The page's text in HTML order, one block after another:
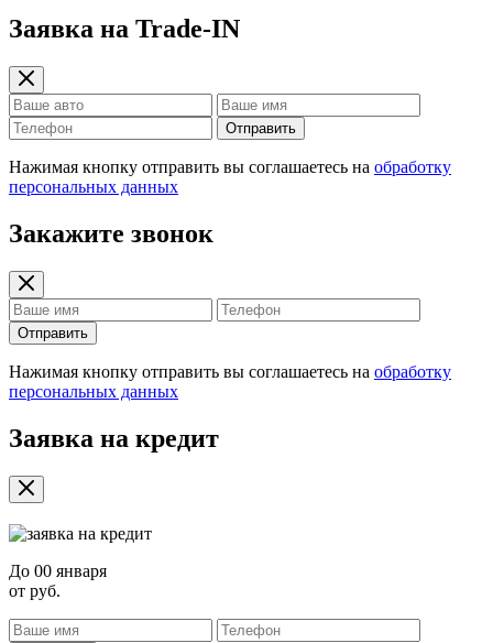
Заявка на Trade-IN
Отправить
Нажимая кнопку отправить вы соглашаетесь на обработку
персональных данных
Закажите звонок
Отправить
Нажимая кнопку отправить вы соглашаетесь на обработку
персональных данных
Заявка на кредит
До 00 января
от руб.